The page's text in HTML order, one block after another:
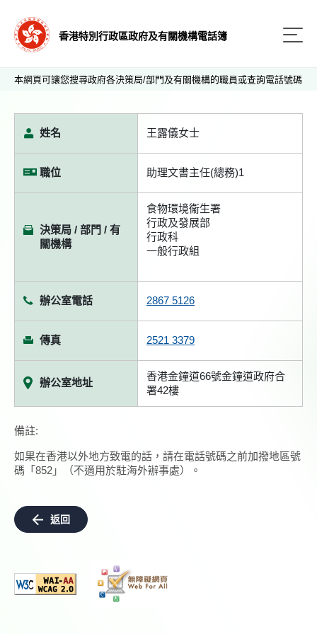
香港特別行政區政府及有關機構電話簿
本網頁可讓您搜尋政府各決策局/部門及有關機構的職員或查詢電話號碼
姓名 王露儀女士
職位 助理文書主任(總務)1
決策局 / 部門 / 有
關機構
食物環境衞生署
行政及發展部
行政科
一般行政組
辦公室電話 2867 5126
傳真 2521 3379
辦公室地址
香港金鐘道66號金鐘道政府合
署42樓
備註:
如果在香港以外地方致電的話，請在電話號碼之前加撥地區號
碼「852」（不適用於駐海外辦事處）。
返回